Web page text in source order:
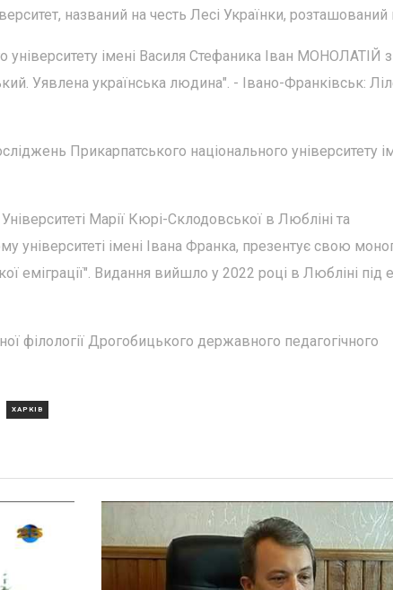
названий на честь Лесі Українки, розташований
університету імені Василя Стефаника Іван МОНОЛАТІЙ з
Уявлена українська людина". - Івано-Франківськ:
Прикарпатського національного університету
Марії Кюрі-Склодовської в Любліні та
університеті імені Івана Франка, презентує свою
еміграції". Видання вийшло у 2022 році в Любліні під
філології Дрогобицького державного педагогічного
ХАРКІВ